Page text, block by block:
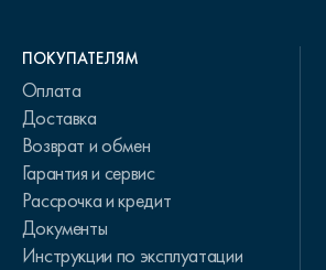
ПОКУПАТЕЛЯМ
Оплата
Доставка
Возврат и обмен
Гарантия и сервис
Рассрочка и кредит
Документы
Инструкции по эксплуатации